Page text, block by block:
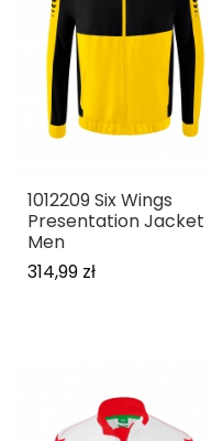
1012209 Six Wings
Presentation Jacket
Men
314,99 zł